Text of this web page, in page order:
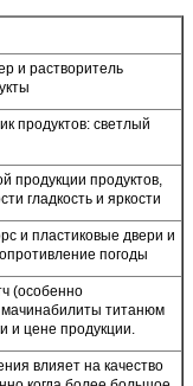
и растворитель
продуктов: светлый
продукции продуктов,
гладкость и яркости
и пластиковые двери и
погоды
(особенно
титанюм
и цене продукции.
влияет на качество